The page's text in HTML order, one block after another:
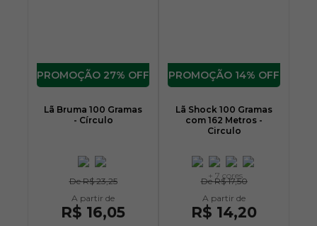
27% OFF
Lã Bruma 100 Gramas
- Círculo
DeR$ 23,25
R$ 16,05
14% OFF
Lã Shock 100 Gramas
com 162 Metros -
Circulo
+ 7 cores
DeR$ 17,50
R$ 14,20